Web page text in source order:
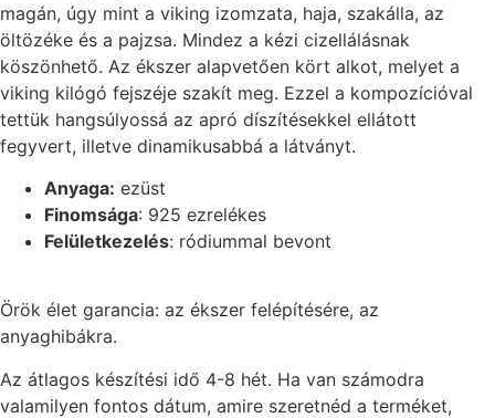
magán, úgy mint a viking izomzata, haja, szakálla, az
öltözéke és a pajzsa. Mindez a kézi cizellálásnak
köszönhető. Az ékszer alapvetően kört alkot, melyet a
viking kilógó fejszéje szakít meg. Ezzel a kompozícióval
tettük hangsúlyossá az apró díszítésekkel ellátott
fegyvert, illetve dinamikusabbá a látványt.
Anyaga: ezüst
Finomsága: 925 ezrelékes
Felületkezelés: ródiummal bevont
Örök élet garancia: az ékszer felépítésére, az
anyaghibákra.
Az átlagos készítési idő 4-8 hét. Ha van számodra
valamilyen fontos dátum, amire szeretnéd a terméket,